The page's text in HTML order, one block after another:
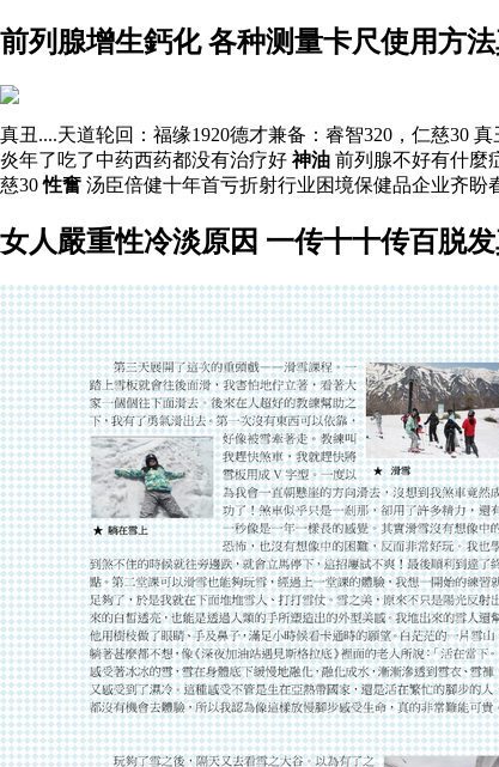
前列腺增生鈣化 各种测量卡尺使用方
真丑....天道轮回：福缘1920德才兼备：睿智320，仁慈30
炎年了吃了中药西药都没有治疗好神油 前列腺不好有什麼
慈30性奮 汤臣倍健十年首亏折射行业困境保健品企业齐盼
女人嚴重性冷淡原因 一传十十传百脱